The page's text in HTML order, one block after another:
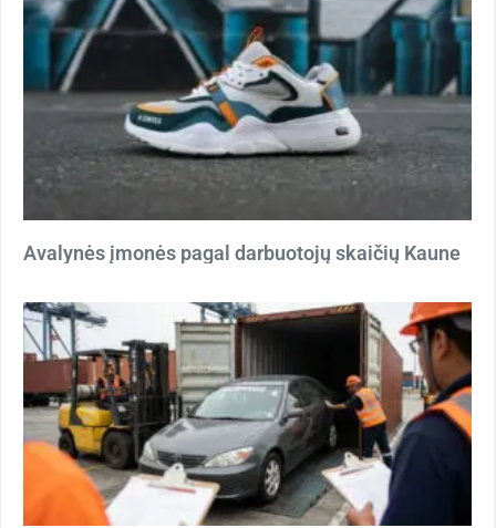
Avalynės įmonės pagal darbuotojų skaičių Kaune